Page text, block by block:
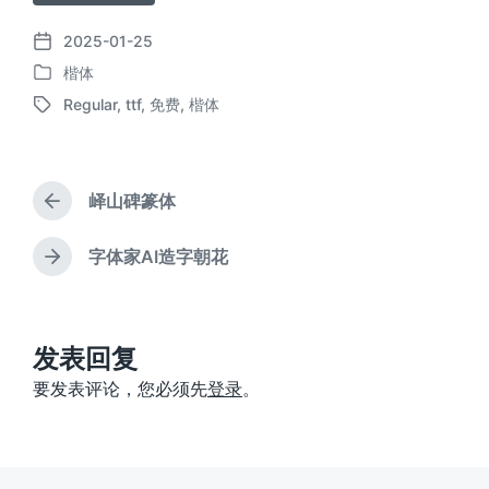
发
布
日
2025-01-25
发
布
楷体
标
Regular, ttf, 免费, 楷体
上
篇
文
章
峄山碑篆体
下
：
字体家AI造字朝花
发表回复
要发表评论，您必须先登录。